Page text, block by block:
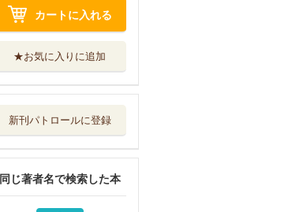
カートに入れる
★お気に入りに追加
新刊パトロールに登録
同じ著者名で検索した本
四つ子ぐらしＳＰ
！ 四人が出会...
◆【ノベル】四つ
ＫＡＤＯＫＡＷＡ
四つ子ぐらし ２
２